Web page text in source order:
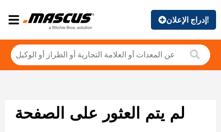
إدراج الإعلان!
لم يتم العثور على الصفحة